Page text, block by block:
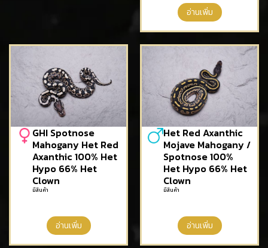
อ่านเพิ่ม
GHI Spotnose
Mahogany Het Red
Axanthic 100% Het
Hypo 66% Het
Clown
มีสินค้า
อ่านเพิ่ม
Het Red Axanthic
Mojave Mahogany /
Spotnose 100%
Het Hypo 66% Het
Clown
มีสินค้า
อ่านเพิ่ม